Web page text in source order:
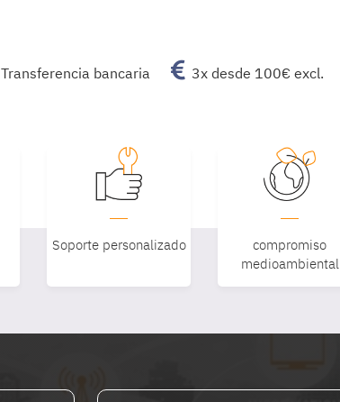
Transferencia bancaria 3x desde 100€ excl.
Soporte personalizado
compromiso
medioambiental